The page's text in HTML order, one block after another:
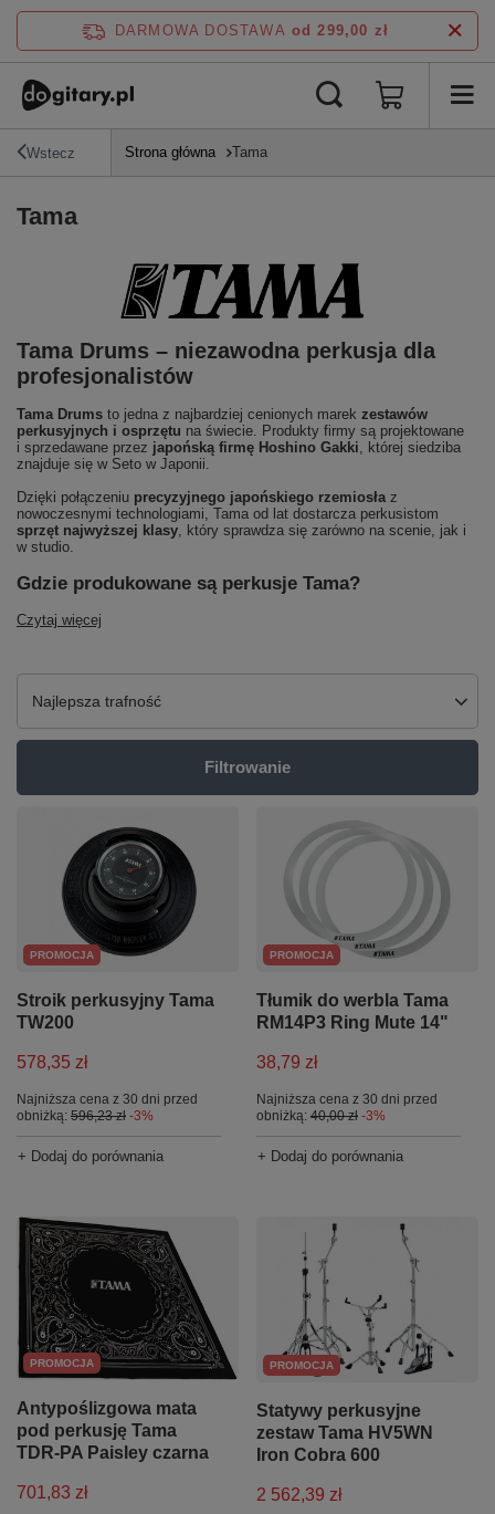
DARMOWA DOSTAWA od 299,00 zł
Wstecz Strona główna Tama
Tama
Tama Drums – niezawodna perkusja dla
profesjonalistów
Tama Drums to jedna z najbardziej cenionych marek zestawów
perkusyjnych i osprzętu na świecie. Produkty firmy są projektowane
i sprzedawane przez japońską firmę Hoshino Gakki , której siedziba
znajduje się w Seto w Japonii.
Dzięki połączeniu precyzyjnego japońskiego rzemiosła z
nowoczesnymi technologiami, Tama od lat dostarcza perkusistom
sprzęt najwyższej klasy , który sprawdza się zarówno na scenie, jak i
w studio.
Gdzie produkowane są perkusje Tama?
Czytaj więcej
Zmień sortowanie
Najlepsza trafność
Filtrowanie
PROMOCJA
Stroik perkusyjny Tama
TW200
578,35 zł
Najniższa cena z 30 dni przed
obniżką: 596,23 zł -3%
+ Dodaj do porównania
PROMOCJA
Tłumik do werbla Tama
RM14P3 Ring Mute 14"
38,79 zł
Najniższa cena z 30 dni przed
obniżką: 40,00 zł -3%
+ Dodaj do porównania
PROMOCJA
Antypoślizgowa mata
pod perkusję Tama
TDR-PA Paisley czarna
701,83 zł
PROMOCJA
Statywy perkusyjne
zestaw Tama HV5WN
Iron Cobra 600
2 562,39 zł